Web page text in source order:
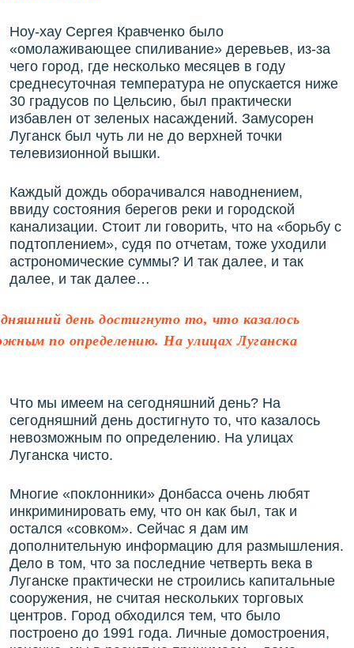
Ноу-хау Сергея Кравченко было
«омолаживающее спиливание» деревьев, из-за
чего город, где несколько месяцев в году
среднесуточная температура не опускается ниже
30 градусов по Цельсию, был практически
избавлен от зеленых насаждений. Замусорен
Луганск был чуть ли не до верхней точки
телевизионной вышки.
Каждый дождь оборачивался наводнением,
ввиду состояния берегов реки и городской
канализации. Стоит ли говорить, что на «борьбу с
подтоплением», судя по отчетам, тоже уходили
астрономические суммы? И так далее, и так
далее, и так далее…
день достигнуто то, что казалось
по определению. На улицах Луганска
Что мы имеем на сегодняшний день? На
сегодняшний день достигнуто то, что казалось
невозможным по определению. На улицах
Луганска чисто.
Многие «поклонники» Донбасса очень любят
инкриминировать ему, что он как был, так и
остался «совком». Сейчас я дам им
дополнительную информацию для размышления.
Дело в том, что за последние четверть века в
Луганске практически не строились капитальные
сооружения, не считая нескольких торговых
центров. Город обходился тем, что было
построено до 1991 года. Личные домостроения,